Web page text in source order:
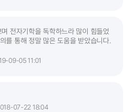
전자기학을 독학하느라 많이 힘들었
를 통해 정말 많은 도움을 받았습니다.
09-05 11:01
07-22 18:04